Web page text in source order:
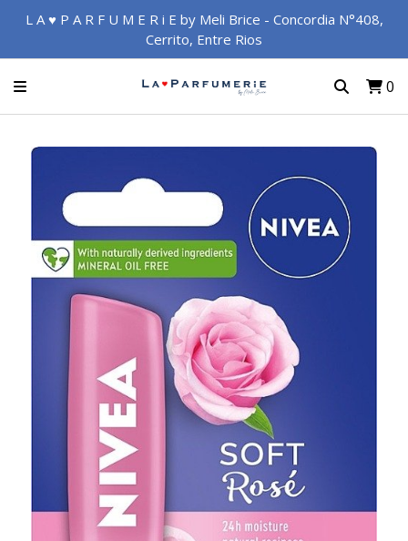
L A ♥ P A R F U M E R i E by Meli Brice - Concordia N°408,
Cerrito, Entre Rios
0